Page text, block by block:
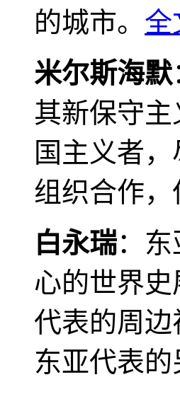
的城市。 全
米尔斯海默
其新保守
国主义者
组织合作
白永瑞：
心的世界
代表的周
东亚代表